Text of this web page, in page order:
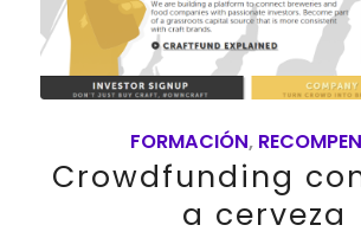
FORMACIÓN,
Crowdfunding
a cerveza